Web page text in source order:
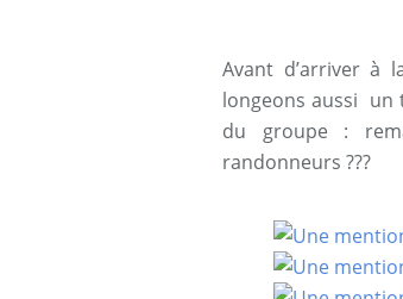
Avant d’arriver à
longeons aussi un
du groupe :
randonneurs ???